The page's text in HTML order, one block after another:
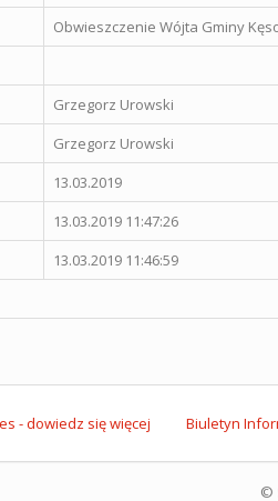
Obwieszczenie Wójta Gminy
Grzegorz Urowski
Grzegorz Urowski
13.03.2019
13.03.2019 11:47:26
13.03.2019 11:46:59
- dowiedz się więcej Biuletyn
©